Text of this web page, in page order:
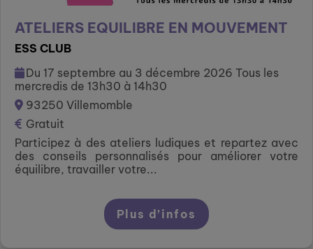
ATELIERS EQUILIBRE EN MOUVEMENT
ESS CLUB
Du 17 septembre au 3 décembre 2026 Tous les
mercredis de 13h30 à 14h30
93250 Villemomble
Gratuit
Participez à des ateliers ludiques et repartez avec
des conseils personnalisés pour améliorer votre
équilibre, travailler votre...
Plus d’infos